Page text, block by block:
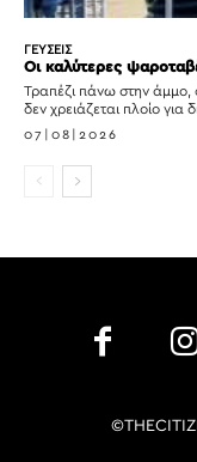
ΓΕΥΣΕΙΣ
Οι καλύτερες
Τραπέζι πάνω στην
δεν χρειάζεται πλοίο για
07|08|2026